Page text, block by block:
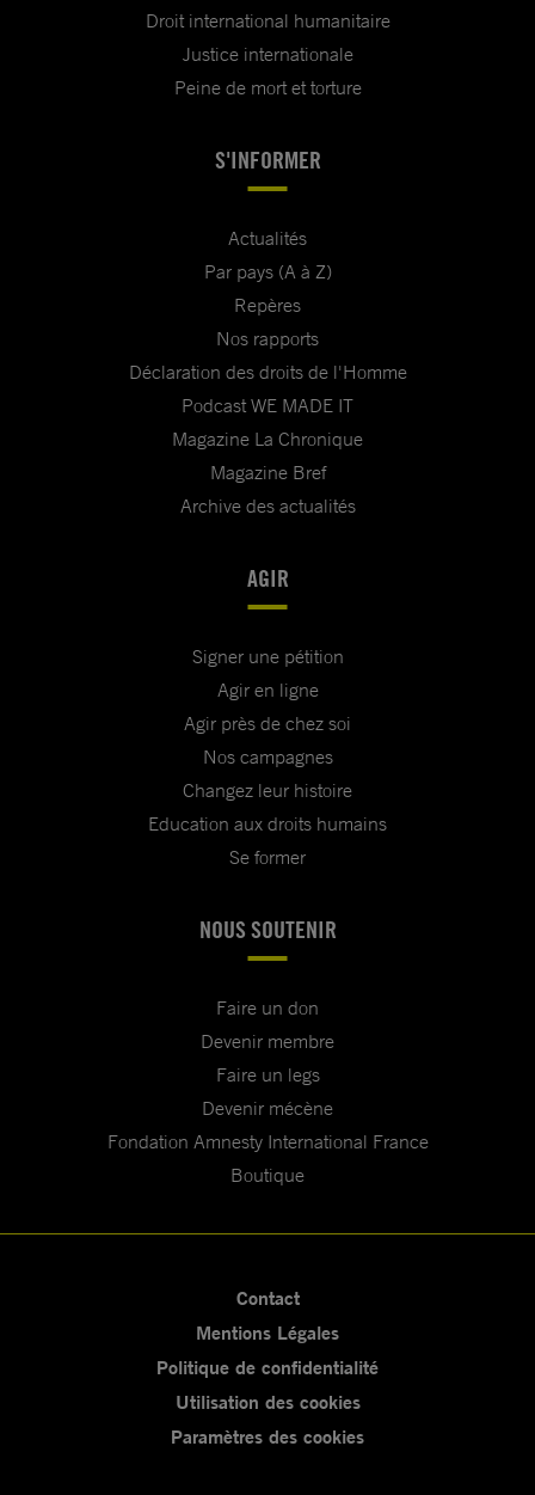
Droit international humanitaire
Justice internationale
Peine de mort et torture
S'INFORMER
Actualités
Par pays (A à Z)
Repères
Nos rapports
Déclaration des droits de l'Homme
Podcast WE MADE IT
Magazine La Chronique
Magazine Bref
Archive des actualités
AGIR
Signer une pétition
Agir en ligne
Agir près de chez soi
Nos campagnes
Changez leur histoire
Education aux droits humains
Se former
NOUS SOUTENIR
Faire un don
Devenir membre
Faire un legs
Devenir mécène
Fondation Amnesty International France
Boutique
Contact
Mentions Légales
Politique de confidentialité
Utilisation des cookies
Paramètres des cookies